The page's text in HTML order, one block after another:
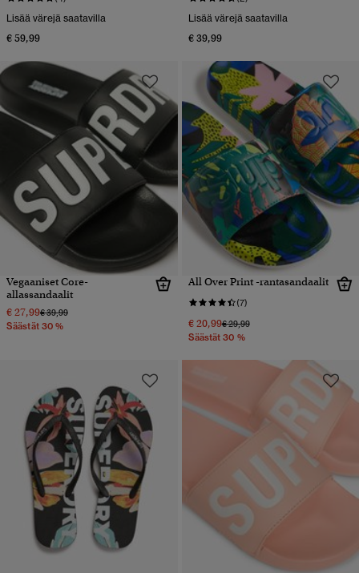
Lisää värejä saatavilla
€ 59,99
Lisää värejä saatavilla
€ 39,99
Vegaaniset Core-
allassandaalit
€ 27,99Hinta alennettu hinnasta
€ 39,99hintaan
Säästät 30 %
All Over Print -rantasandaalit
(7)
€ 20,99Hinta alennettu hinnasta
€ 29,99hintaan
Säästät 30 %